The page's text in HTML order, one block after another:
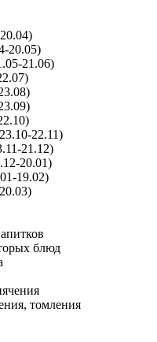
20.05)
21.06)
22.11)
21.12)
20.01)
19.02)
блюд
томления